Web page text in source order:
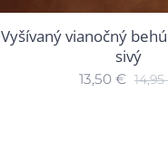
Vyšívaný vianočný
sivý
13,50€ 14,95